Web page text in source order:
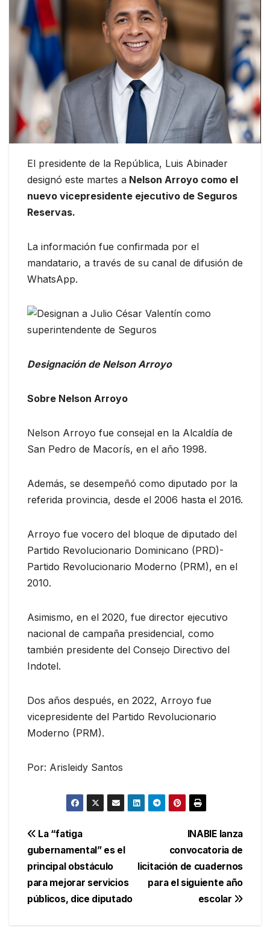
El presidente de la República, Luis Abinader
designó este martes a Nelson Arroyo como el
nuevo vicepresidente ejecutivo de Seguros
Reservas.
La información fue confirmada por el
mandatario, a través de su canal de difusión de
WhatsApp.
Designación de Nelson Arroyo
Sobre Nelson Arroyo
Nelson Arroyo fue consejal en la Alcaldía de
San Pedro de Macorís, en el año 1998.
Además, se desempeñó como diputado por la
referida provincia, desde el 2006 hasta el 2016.
Arroyo fue vocero del bloque de diputado del
Partido Revolucionario Dominicano (PRD)-
Partido Revolucionario Moderno (PRM), en el
2010.
Asimismo, en el 2020, fue director ejecutivo
nacional de campaña presidencial, como
también presidente del Consejo Directivo del
Indotel.
Dos años después, en 2022, Arroyo fue
vicepresidente del Partido Revolucionario
Moderno (PRM).
Por: Arisleidy Santos
Navegación
de
entradas
INABIE lanza
convocatoria de
licitación de cuadernos
para el siguiente año
escolar
La “fatiga
gubernamental” es el
principal obstáculo
para mejorar servicios
públicos, dice diputado